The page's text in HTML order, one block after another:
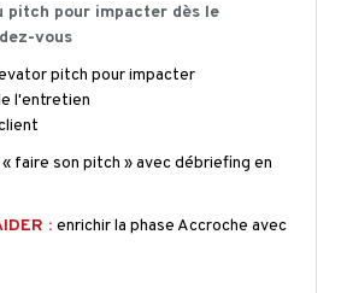
pitch pour impacter dès le
vous
pitch pour impacter
l'entretien
« faire son pitch » avec débriefing en
: enrichir la phase Accroche avec